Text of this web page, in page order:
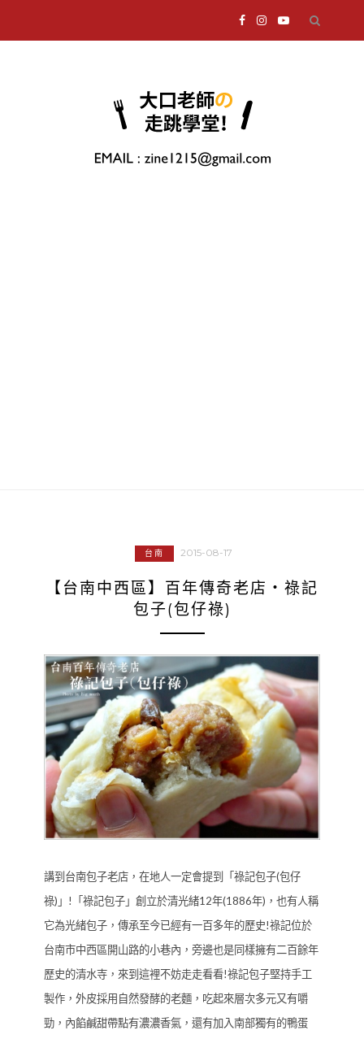
台南 2015-08-17
【台南中西區】百年傳奇老店‧祿記
包子(包仔祿)
講到台南包子老店，在地人一定會提到「祿記包子(包仔
祿)」!「祿記包子」創立於清光緒12年(1886年)，也有人稱
它為光緒包子，傳承至今已經有一百多年的歷史!祿記位於
台南市中西區開山路的小巷內，旁邊也是同樣擁有二百餘年
歷史的清水寺，來到這裡不妨走走看看!祿記包子堅持手工
製作，外皮採用自然發酵的老麵，吃起來層次多元又有嚼
勁，內餡鹹甜帶點有濃濃香氣，還有加入南部獨有的鴨蛋